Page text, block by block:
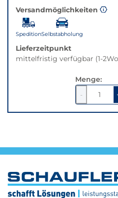
gewünschten
Variante.
Versandmöglichkeiten
SpeditionSelbstabholung
Lieferzeitpunkt
mittelfristig verfügbar (1-
Menge:
-
1
verringern